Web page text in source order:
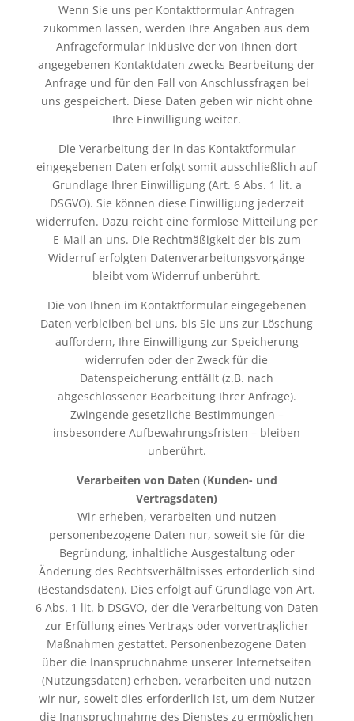
Wenn Sie uns per Kontaktformular Anfragen
zukommen lassen, werden Ihre Angaben aus dem
Anfrageformular inklusive der von Ihnen dort
angegebenen Kontaktdaten zwecks Bearbeitung der
Anfrage und für den Fall von Anschlussfragen bei
uns gespeichert. Diese Daten geben wir nicht ohne
Ihre Einwilligung weiter.
Die Verarbeitung der in das Kontaktformular
eingegebenen Daten erfolgt somit ausschließlich auf
Grundlage Ihrer Einwilligung (Art. 6 Abs. 1 lit. a
DSGVO). Sie können diese Einwilligung jederzeit
widerrufen. Dazu reicht eine formlose Mitteilung per
E-Mail an uns. Die Rechtmäßigkeit der bis zum
Widerruf erfolgten Datenverarbeitungsvorgänge
bleibt vom Widerruf unberührt.
Die von Ihnen im Kontaktformular eingegebenen
Daten verbleiben bei uns, bis Sie uns zur Löschung
auffordern, Ihre Einwilligung zur Speicherung
widerrufen oder der Zweck für die
Datenspeicherung entfällt (z.B. nach
abgeschlossener Bearbeitung Ihrer Anfrage).
Zwingende gesetzliche Bestimmungen –
insbesondere Aufbewahrungsfristen – bleiben
unberührt.
Verarbeiten von Daten (Kunden- und
Vertragsdaten)
Wir erheben, verarbeiten und nutzen
personenbezogene Daten nur, soweit sie für die
Begründung, inhaltliche Ausgestaltung oder
Änderung des Rechtsverhältnisses erforderlich sind
(Bestandsdaten). Dies erfolgt auf Grundlage von Art.
6 Abs. 1 lit. b DSGVO, der die Verarbeitung von Daten
zur Erfüllung eines Vertrags oder vorvertraglicher
Maßnahmen gestattet. Personenbezogene Daten
über die Inanspruchnahme unserer Internetseiten
(Nutzungsdaten) erheben, verarbeiten und nutzen
wir nur, soweit dies erforderlich ist, um dem Nutzer
die Inanspruchnahme des Dienstes zu ermöglichen